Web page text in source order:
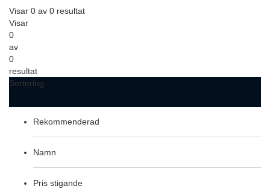
Visar 0 av 0 resultat
Visar
0
av
0
resultat
Sortering
Rekommenderad
Namn
Pris stigande